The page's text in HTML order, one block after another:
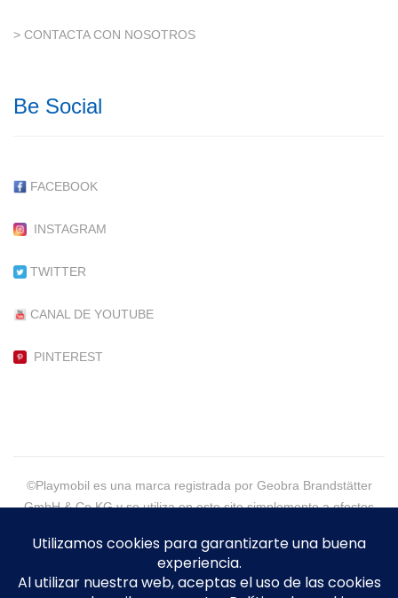
> CONTACTA CON NOSOTROS
Be Social
FACEBOOK
INSTAGRAM
TWITTER
CANAL DE YOUTUBE
PINTEREST
©Playmobil es una marca registrada por Geobra Brandstätter
GmbH & Co KG y se utiliza en este site simplemente a efectos
©2021 - PlaymoGeneration, More than Customs - Eva Alpera -
Todos los Derechos Reservados